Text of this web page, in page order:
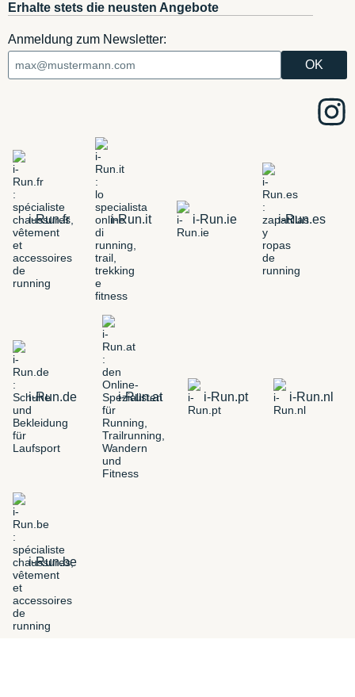
Erhalte stets die neusten Angebote
Anmeldung zum Newsletter:
i-Run.fr i-Run.it i-Run.ie i-Run.es
i-Run.de i-Run.at i-Run.pt i-Run.nl
i-Run.be